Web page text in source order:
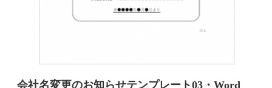
会社名変更のお知らせテンプレート03・Word